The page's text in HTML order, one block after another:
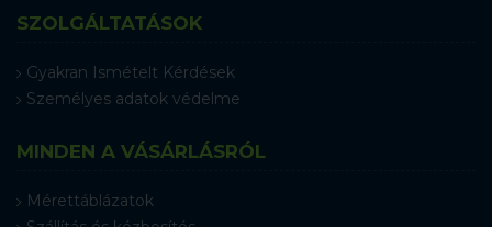
SZOLGÁLTATÁSOK
Gyakran Ismételt Kérdések
Személyes adatok védelme
MINDEN A VÁSÁRLÁSRÓL
Mérettáblázatok